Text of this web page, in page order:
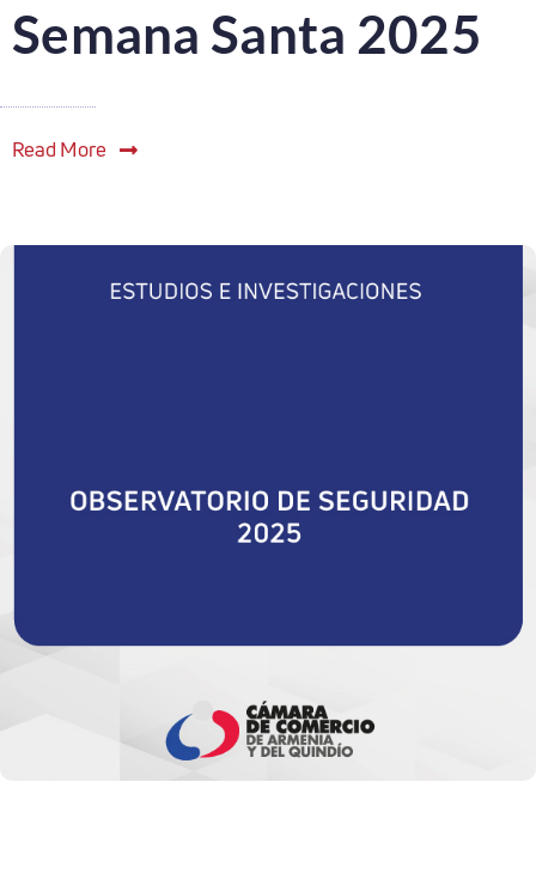
Semana Santa 2025
Read More